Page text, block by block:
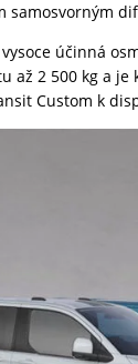
samosvorným
účinná
až 2 500 kg a je
Custom k